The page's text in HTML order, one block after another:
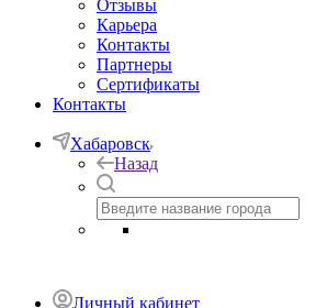
Отзывы
Карьера
Контакты
Партнеры
Сертификаты
Контакты
Хабаровск
Назад
Личный кабинет